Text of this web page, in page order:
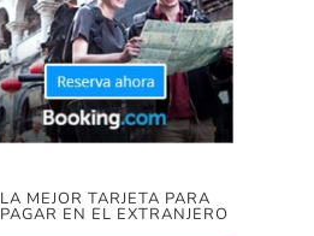
LA MEJOR TARJETA PARA
PAGAR EN EL EXTRANJERO